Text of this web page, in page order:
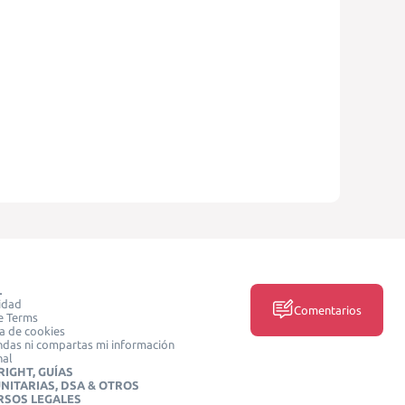
Terms
de cookies
ni compartas mi información
GUÍAS
DSA & OTROS
LEGALES
Comentarios